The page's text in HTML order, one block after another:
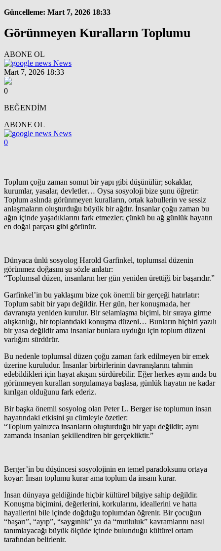
Güncelleme: Mart 7, 2026 18:33
Görünmeyen Kuralların Toplumu
ABONE OL
News
Mart 7, 2026 18:33
0
BEĞENDİM
ABONE OL
News
0
Toplum çoğu zaman somut bir yapı gibi düşünülür; sokaklar,
kurumlar, yasalar, devletler… Oysa sosyoloji bize şunu öğretir:
Toplum aslında görünmeyen kuralların, ortak kabullerin ve sessiz
anlaşmaların oluşturduğu büyük bir ağdır. İnsanlar çoğu zaman bu
ağın içinde yaşadıklarını fark etmezler; çünkü bu ağ günlük hayatın
en doğal parçası gibi görünür.
Dünyaca ünlü sosyolog Harold Garfinkel, toplumsal düzenin
görünmez doğasını şu sözle anlatır:
“Toplumsal düzen, insanların her gün yeniden ürettiği bir başarıdır.”
Garfinkel’in bu yaklaşımı bize çok önemli bir gerçeği hatırlatır:
Toplum sabit bir yapı değildir. Her gün, her konuşmada, her
davranışta yeniden kurulur. Bir selamlaşma biçimi, bir sıraya girme
alışkanlığı, bir toplantıdaki konuşma düzeni… Bunların hiçbiri yazılı
bir yasa değildir ama insanlar bunlara uyduğu için toplum düzeni
varlığını sürdürür.
Bu nedenle toplumsal düzen çoğu zaman fark edilmeyen bir emek
üzerine kuruludur. İnsanlar birbirlerinin davranışlarını tahmin
edebildikleri için hayat akışını sürdürebilir. Eğer herkes aynı anda bu
görünmeyen kuralları sorgulamaya başlasa, günlük hayatın ne kadar
kırılgan olduğunu fark ederiz.
Bir başka önemli sosyolog olan Peter L. Berger ise toplumun insan
hayatındaki etkisini şu cümleyle özetler:
“Toplum yalnızca insanların oluşturduğu bir yapı değildir; aynı
zamanda insanları şekillendiren bir gerçekliktir.”
Berger’in bu düşüncesi sosyolojinin en temel paradoksunu ortaya
koyar: İnsan toplumu kurar ama toplum da insanı kurar.
İnsan dünyaya geldiğinde hiçbir kültürel bilgiye sahip değildir.
Konuşma biçimini, değerlerini, korkularını, ideallerini ve hatta
hayallerini bile içinde doğduğu toplumdan öğrenir. Bir çocuğun
“başarı”, “ayıp”, “saygınlık” ya da “mutluluk” kavramlarını nasıl
tanımlayacağı büyük ölçüde içinde bulunduğu kültürel ortam
tarafından belirlenir.